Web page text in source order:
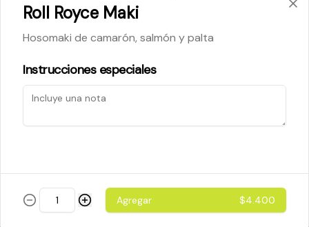
Cheese Roll
$5.200
$5.800
Roll Royce Maki
Hosomaki de camarón, salmón y palta
Instrucciones especiales
Agregar $4.400